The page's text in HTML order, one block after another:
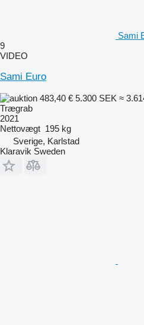
Sami
9
VIDEO
Sami Euro
483,40 € 5.300 SEK ≈
Trægrab
2021
Nettovægt 195 kg
Sverige, Karlstad
Klaravik Sweden